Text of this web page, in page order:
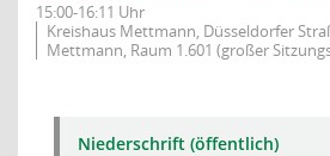
15:00-16:11 Uhr
Kreishaus Mettmann, Düsseldorfer
Mettmann, Raum 1.601 (großer
Niederschrift (öffentlich)